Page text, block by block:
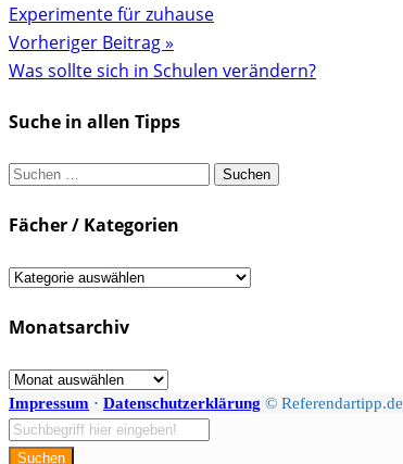
Experimente für zuhause
Vorheriger Beitrag »
Was sollte sich in Schulen verändern?
Suche in allen Tipps
Suchen
Fächer / Kategorien
Fächer
Kategorien
Monatsarchiv
Monatsarchiv
Impressum · Datenschutzerklärung © Referendartipp.de
Suchen